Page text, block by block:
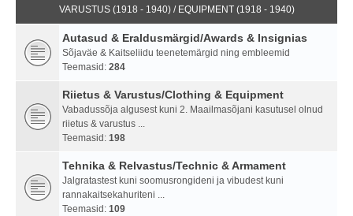
VARUSTUS (1918 - 1940) / EQUIPMENT (1918 - 1940)
Autasud & Eraldusmärgid/Awards & Insignias
Sõjaväe & Kaitseliidu teenetemärgid ning embleemid
Teemasid: 284
Riietus & Varustus/Clothing & Equipment
Vabadussõja algusest kuni 2. Maailmasõjani kasutusel olnud
riietus & varustus ...
Teemasid: 198
Tehnika & Relvastus/Technic & Armament
Jalgratastest kuni soomusrongideni ja vibudest kuni
rannakaitsekahuriteni ...
Teemasid: 109